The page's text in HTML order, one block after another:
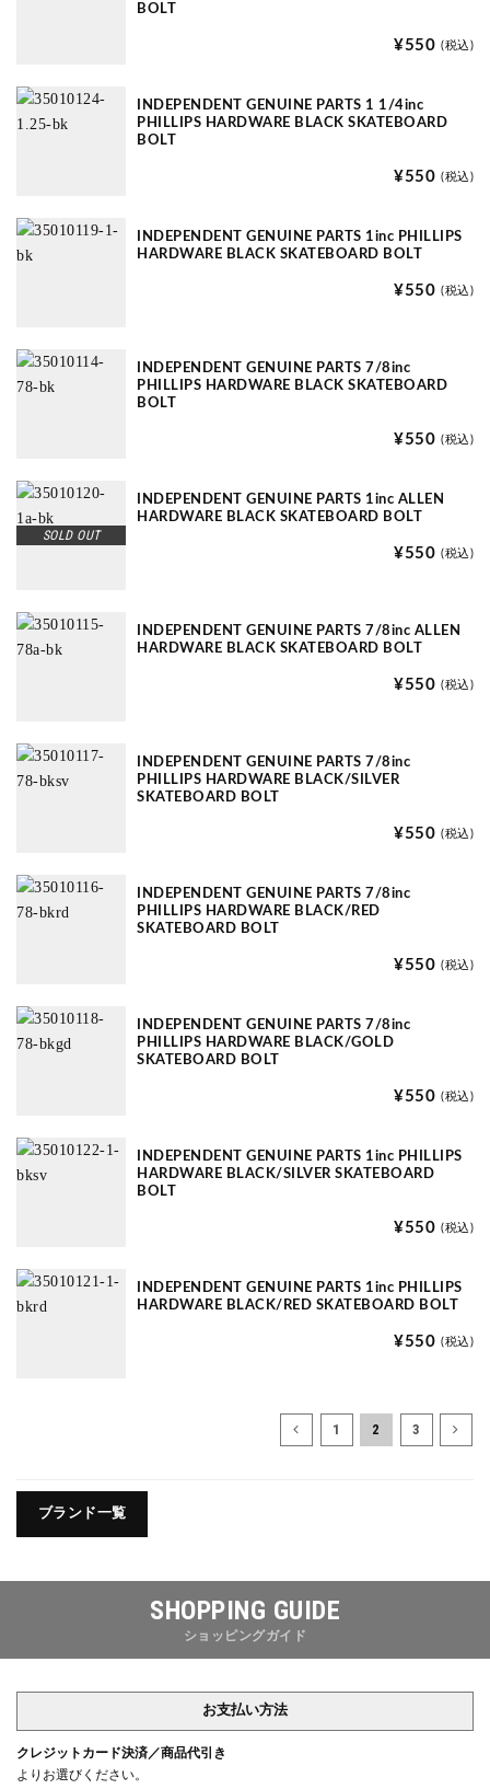
BOLT
¥550 (税込)
INDEPENDENT GENUINE PARTS 1 1/4inc
PHILLIPS HARDWARE BLACK SKATEBOARD
BOLT
¥550 (税込)
INDEPENDENT GENUINE PARTS 1inc PHILLIPS
HARDWARE BLACK SKATEBOARD BOLT
¥550 (税込)
INDEPENDENT GENUINE PARTS 7/8inc
PHILLIPS HARDWARE BLACK SKATEBOARD
BOLT
¥550 (税込)
SOLD OUT
INDEPENDENT GENUINE PARTS 1inc ALLEN
HARDWARE BLACK SKATEBOARD BOLT
¥550 (税込)
INDEPENDENT GENUINE PARTS 7/8inc ALLEN
HARDWARE BLACK SKATEBOARD BOLT
¥550 (税込)
INDEPENDENT GENUINE PARTS 7/8inc
PHILLIPS HARDWARE BLACK/SILVER
SKATEBOARD BOLT
¥550 (税込)
INDEPENDENT GENUINE PARTS 7/8inc
PHILLIPS HARDWARE BLACK/RED
SKATEBOARD BOLT
¥550 (税込)
INDEPENDENT GENUINE PARTS 7/8inc
PHILLIPS HARDWARE BLACK/GOLD
SKATEBOARD BOLT
¥550 (税込)
INDEPENDENT GENUINE PARTS 1inc PHILLIPS
HARDWARE BLACK/SILVER SKATEBOARD
BOLT
¥550 (税込)
INDEPENDENT GENUINE PARTS 1inc PHILLIPS
HARDWARE BLACK/RED SKATEBOARD BOLT
¥550 (税込)
1 2 3
ブランド一覧
SHOPPING GUIDE
ショッピングガイド
お支払い方法
クレジットカード決済／商品代引き
よりお選びください。